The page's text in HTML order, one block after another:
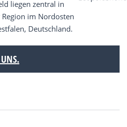
liegen zentral in
im Nordosten
Deutschland.